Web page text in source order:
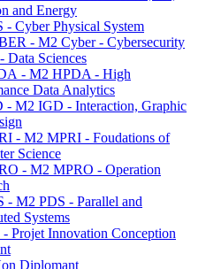
and Energy
- Cyber Physical System
- M2 Cyber - Cybersecurity
Data Sciences
- M2 HPDA - High
Data Analytics
- M2 IGD - Interaction, Graphic
- M2 MPRI - Foudations of
Science
- M2 MPRO - Operation
- M2 PDS - Parallel and
Systems
Projet Innovation Conception
Diplomant